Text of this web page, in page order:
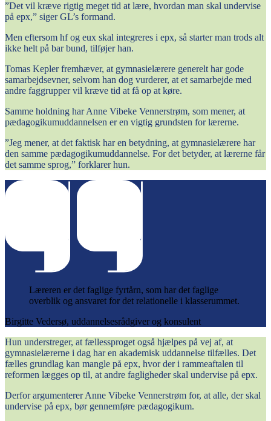
”Det vil kræve rigtig meget tid at lære, hvordan man skal undervise
på epx,” siger GL’s formand.
Men eftersom hf og eux skal integreres i epx, så starter man trods alt
ikke helt på bar bund, tilføjer han.
Tomas Kepler fremhæver, at gymnasielærere generelt har gode
samarbejdsevner, selvom han dog vurderer, at et samarbejde med
andre faggrupper vil kræve tid at få op at køre.
Samme holdning har Anne Vibeke Vennerstrøm, som mener, at
pædagogikumuddannelsen er en vigtig grundsten for lærerne.
”Jeg mener, at det faktisk har en betydning, at gymnasielærere har
den samme pædagogikumuddannelse. For det betyder, at lærerne får
det samme sprog,” forklarer hun.
Læreren er det faglige fyrtårn, som har det faglige
overblik og ansvaret for det relationelle i klasserummet.
Birgitte Vedersø, uddannelsesrådgiver og konsulent
Hun understreger, at fællessproget også hjælpes på vej af, at
gymnasielærerne i dag har en akademisk uddannelse tilfælles. Det
fælles grundlag kan mangle på epx, hvor der i rammeaftalen til
reformen lægges op til, at andre fagligheder skal undervise på epx.
Derfor argumenterer Anne Vibeke Vennerstrøm for, at alle, der skal
undervise på epx, bør gennemføre pædagogikum.